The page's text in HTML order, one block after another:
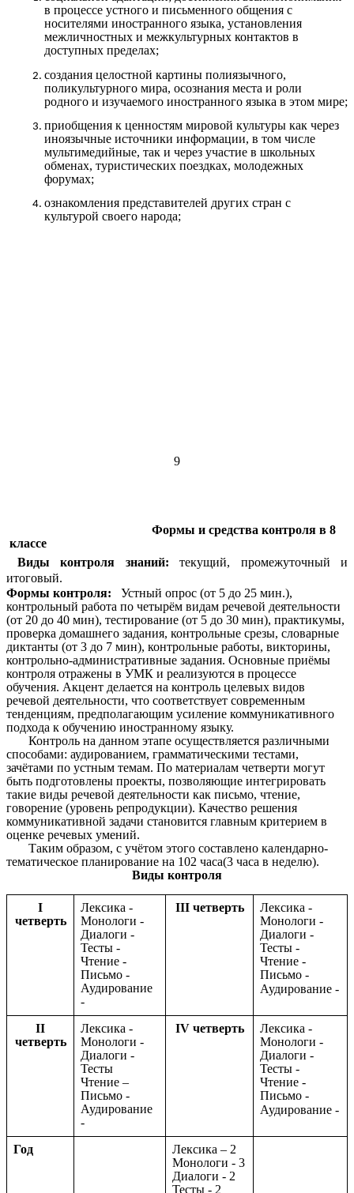
в процессе устного и письменного общения с
носителями иностранного языка, установления
межличностных и межкультурных контактов в
доступных пределах;
создания целостной картины полиязычного,
поликультурного мира, осознания места и роли
родного и изучаемого иностранного языка в этом мире;
приобщения к ценностям мировой культуры как через
иноязычные источники информации, в том числе
мультимедийные, так и через участие в школьных
обменах, туристических поездках, молодежных
форумах;
ознакомления представителей других стран с
культурой своего народа;
9
Формы и средства контроля в 8
классе
Виды контроля знаний: текущий, промежуточный и
итоговый.
Формы контроля: Устный опрос (от 5 до 25 мин.),
контрольный работа по четырём видам речевой деятельности
(от 20 до 40 мин), тестирование (от 5 до 30 мин), практикумы,
проверка домашнего задания, контрольные срезы, словарные
диктанты (от 3 до 7 мин), контрольные работы, викторины,
контрольно-административные задания. Основные приёмы
контроля отражены в УМК и реализуются в процессе
обучения. Акцент делается на контроль целевых видов
речевой деятельности, что соответствует современным
тенденциям, предполагающим усиление коммуникативного
подхода к обучению иностранному языку.
Контроль на данном этапе осуществляется различными
способами: аудированием, грамматическими тестами,
зачётами по устным темам. По материалам четверти могут
быть подготовлены проекты, позволяющие интегрировать
такие виды речевой деятельности как письмо, чтение,
говорение (уровень репродукции). Качество решения
коммуникативной задачи становится главным критерием в
оценке речевых умений.
Таким образом, с учётом этого составлено календарно-
тематическое планирование на 102 часа(3 часа в неделю).
Виды контроля
I
четверть
Лексика -
Монологи -
Диалоги -
Тесты -
Чтение -
Письмо -
Аудирование
-
III четверть
Лексика -
Монологи -
Диалоги -
Тесты -
Чтение -
Письмо -
Аудирование -
II
четверть
Лексика -
Монологи -
Диалоги -
Тесты
Чтение –
Письмо -
Аудирование
-
IV четверть
Лексика -
Монологи -
Диалоги -
Тесты -
Чтение -
Письмо -
Аудирование -
Год
Лексика – 2
Монологи - 3
Диалоги - 2
Тесты - 2